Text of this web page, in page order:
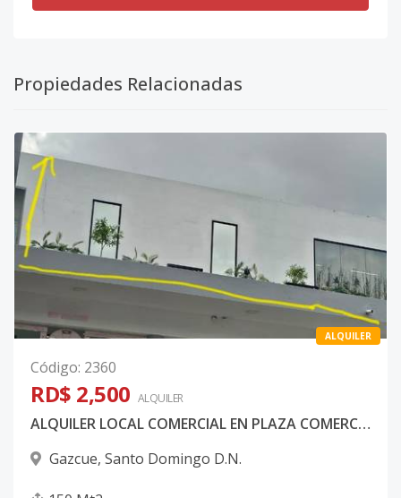
Propiedades Relacionadas
ALQUILER
Código: 2360
RD$ 2,500 ALQUILER
ALQUILER LOCAL COMERCIAL EN PLAZA COMERCIAL PIANTINI, SANTO DOMINGO D.N.
Gazcue, Santo Domingo D.N.